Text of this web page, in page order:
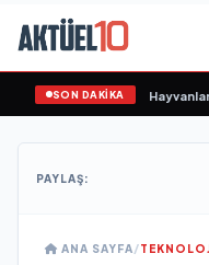
SON DAKİKA
Etmeyin: Evcil Hayvanlarda
PAYLAŞ:
ANA SAYFA/